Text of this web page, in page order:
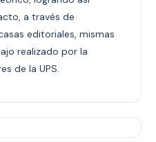
a través de
editoriales, mismas
realizado por la
de la UPS.